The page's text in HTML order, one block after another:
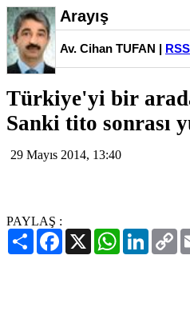
Arayış
Av. Cihan TUFAN |
Türkiye'yi bir
Sanki tito sonrası
29 Mayıs 2014, 13:40
PAYLAŞ :
PaylaşFacebook
X WhatsApp